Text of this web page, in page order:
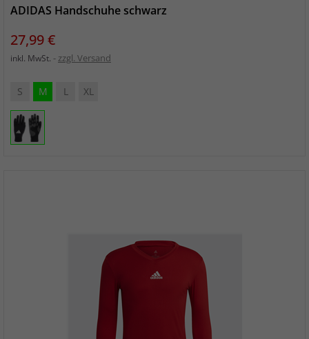
ADIDAS Handschuhe schwarz
Preis
27,99 €
inkl. MwSt. zzgl. Versand
S M L XL